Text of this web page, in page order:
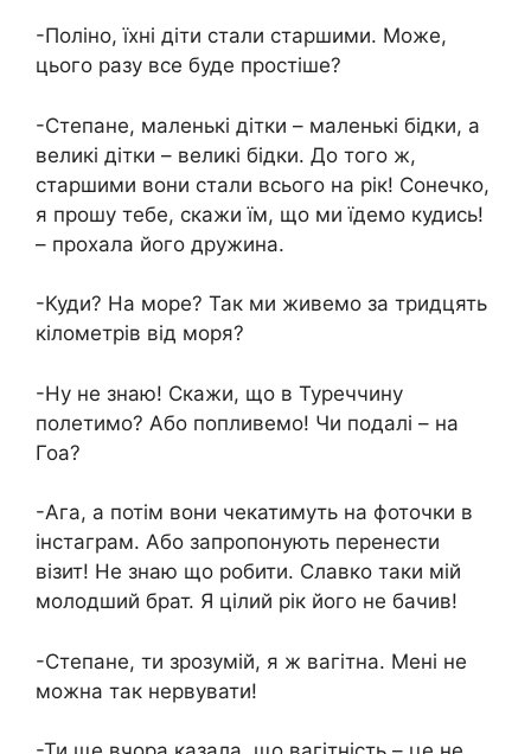
-Поліно, їхні діти стали старшими. Може,
цього разу все буде простіше?
-Степане, маленькі дітки – маленькі бідки, а
великі дітки – великі бідки. До того ж,
старшими вони стали всього на рік! Сонечко,
я прошу тебе, скажи їм, що ми їдемо кудись!
– прохала його дружина.
-Куди? На море? Так ми живемо за тридцять
кілометрів від моря?
-Ну не знаю! Скажи, що в Туреччину
полетимо? Або попливемо! Чи подалі – на
Гоа?
-Ага, а потім вони чекатимуть на фоточки в
інстаграм. Або запропонують перенести
візит! Не знаю що робити. Славко таки мій
молодший брат. Я цілий рік його не бачив!
-Степане, ти зрозумій, я ж вагітна. Мені не
можна так нервувати!